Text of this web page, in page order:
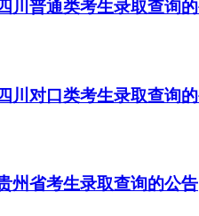
川普通类考生录取查询
川对口类考生录取查询
州省考生录取查询的公告